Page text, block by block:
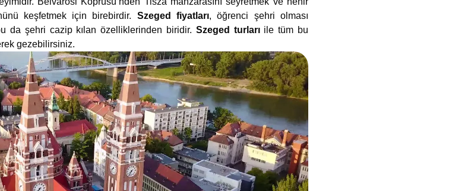
keşfetmek için birebirdir. Szeged fiyatları, öğrenci şehri olması
da şehri cazip kılan özelliklerinden biridir. Szeged turlarıile tüm bu
gezebilirsiniz.